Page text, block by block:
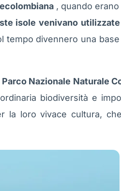
, quando
isole venivano
tempo divennero una
Nazionale Naturale
biodiversità e
la loro vivace cultura,